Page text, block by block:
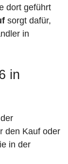
dort geführt
sorgt dafür,
in
in
den Kauf oder
in der